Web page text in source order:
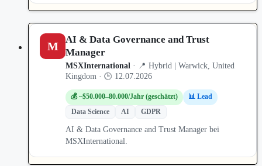
M
AI & Data Governance and Trust
Manager
MSXInternational · 📍 Hybrid | Warwick, United
Kingdom · 🕒 12.07.2026
💰 ~$50.000–80.000/Jahr (geschätzt)
📊 Lead
Data Science
AI GDPR
AI & Data Governance and Trust Manager bei
MSXInternational.